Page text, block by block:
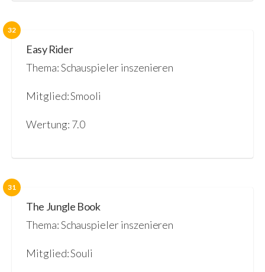
32
Easy Rider
Thema: Schauspieler inszenieren
Mitglied: Smooli
Wertung: 7.0
31
The Jungle Book
Thema: Schauspieler inszenieren
Mitglied: Souli